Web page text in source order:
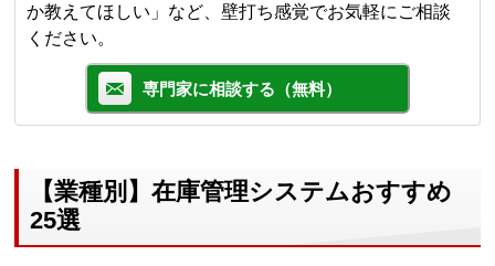
か教えてほしい」など、壁打ち感覚でお気軽にご相談
ください。
専門家に相談する（無料）
【業種別】在庫管理システムおすすめ
25選